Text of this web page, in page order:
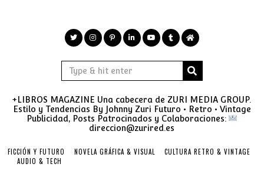
+LIBROS MAGAZINE Una cabecera de ZURI MEDIA GROUP.
Estilo y Tendencias By Johnny Zuri Futuro • Retro • Vintage
Publicidad, Posts Patrocinados y Colaboraciones:
direccion@zurired.es
FICCIÓN Y FUTURO NOVELA GRÁFICA & VISUAL
CULTURA RETRO & VINTAGE
AUDIO & TECH